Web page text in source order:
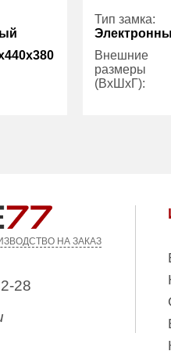
Тип замка:
Внешние
размеры
(ВхШхГ):
Гарантия:
НА ЗАКАЗ
28